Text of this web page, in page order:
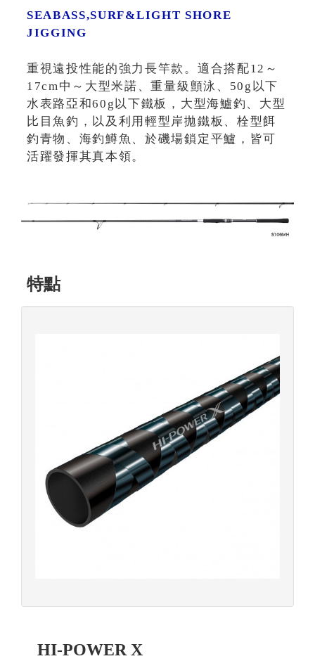
SEABASS,SURF&LIGHT SHORE
JIGGING
重視遠投性能的強力長竿款。適合搭配12～
17cm中～大型米諾、重量級顫泳、50g以下
水表路亞和60g以下鐵板，大型海鱸釣、大型
比目魚釣，以及利用輕型岸拋鐵板、栓型餌
釣青物、海釣鱒魚、於磯場鎖定平鱸，皆可
活躍發揮其真本領。
特點
HI-POWER X